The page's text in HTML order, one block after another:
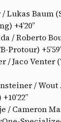
/ Lukas Baum
+4’20”
/ Roberto
Protour)
/ Jaco Venter
/
/ Cameron